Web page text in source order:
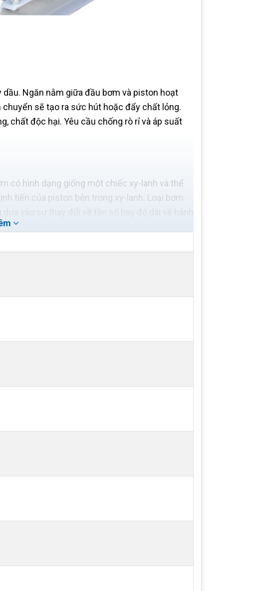
Ngăn nằm giữa đầu bơm và piston hoạt
sẽ tạo ra sức hút hoặc đẩy chất lỏng.
chất độc hại. Yêu cầu chống rò rỉ và áp suất
có hình dạng giống một chiếc xy-lanh và thể
tiến của piston bên trong xy-lanh. Loại bơm